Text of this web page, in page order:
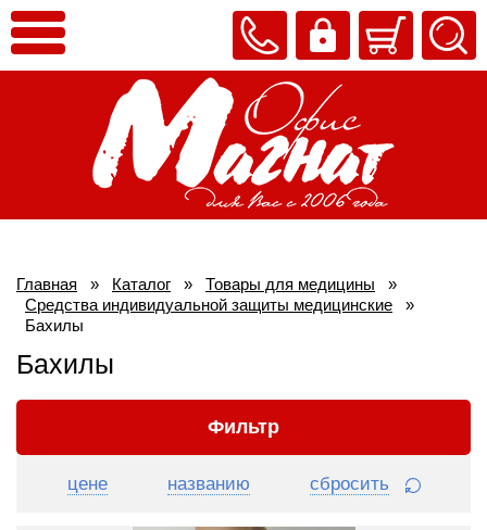
Главная » Каталог » Товары для медицины
»
Средства индивидуальной защиты медицинские
»
Бахилы
Бахилы
Фильтр
цене названию сбросить